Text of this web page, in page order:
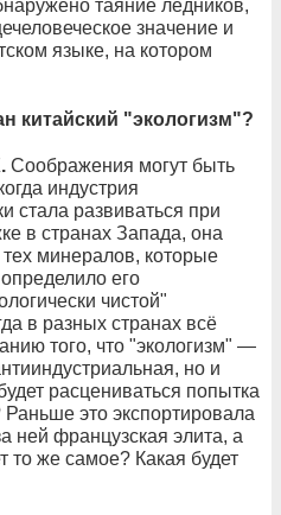
таяние ледников,
значение и
языке, на котором
китайский "экологизм"?
Соображения могут быть
индустрия
стала развиваться при
в странах Запада, она
минералов, которые
его
чистой"
в разных странах всё
того, что "экологизм" —
но и
расцениваться попытка
Раньше это экспортировала
ней французская элита, а
то же самое? Какая будет